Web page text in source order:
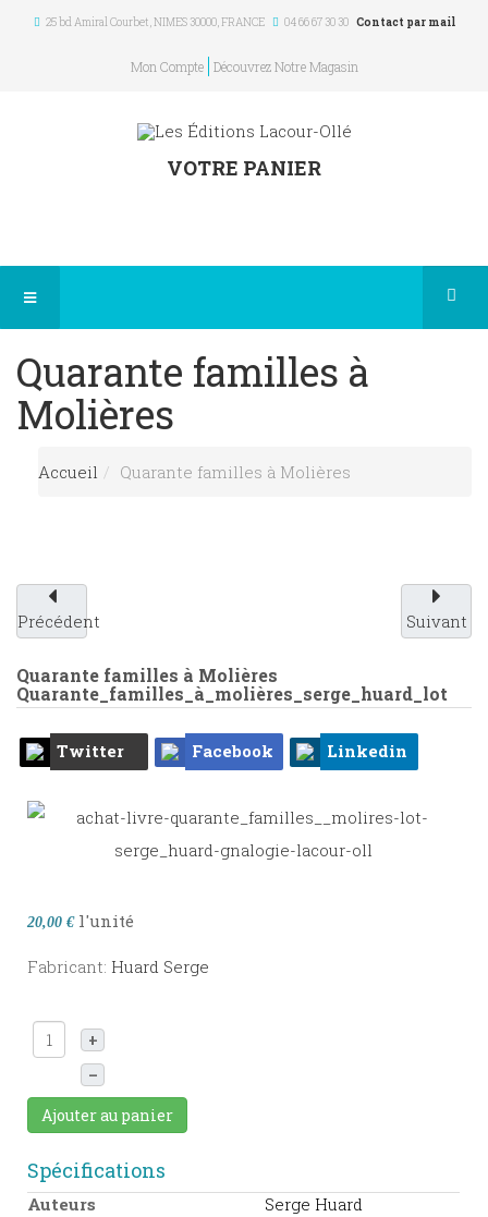
25 bd Amiral Courbet, NIMES 30000,FRANCE 04 66 67 30 30 Contact par mail
Mon Compte Découvrez Notre Magasin
VOTRE PANIER
Quarante familles à
Molières
Accueil Quarante familles à Molières
Précédent Suivant
Quarante familles à Molières
Quarante_familles_à_molières_serge_huard_lot
Twitter Facebook Linkedin
20,00 € l'unité
Fabricant: Huard Serge
+
–
Ajouter au panier
Spécifications
Auteurs
Serge Huard